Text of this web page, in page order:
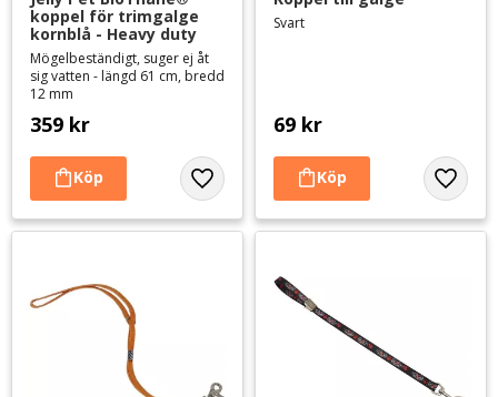
koppel för trimgalge
kornblå - Heavy duty
Mögelbeständigt, suger ej åt
sig vatten - längd 61 cm, bredd
12 mm
359 kr
Lägg till i favoriter
Svart
69 kr
Lägg